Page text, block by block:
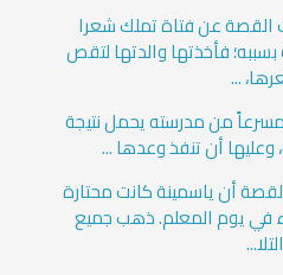
عن فتاة تملك شعرا
فأخذتها والدتها لتقص
...
من مدرسته يحمل نتيجة
وعليها أن تنفذ وعدها ...
أن ياسمينة كانت محتارة
في يوم المعلم. ذهب جميع
التلا...